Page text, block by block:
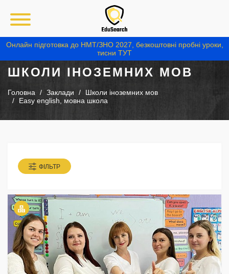
Онлайн підготовка до НМТ/ЗНО 2027, безкоштовні пробні уроки,
тисни ТУТ
ШКОЛИ ІНОЗЕМНИХ МОВ
Головна Заклади
Школи іноземних мов
Easy english, мовна школа
ФІЛЬТР